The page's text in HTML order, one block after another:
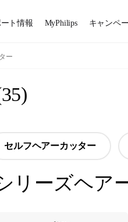
ト情報 MyPhilips キャンペ
ー
35)
セルフヘアーカッター
リーズヘア